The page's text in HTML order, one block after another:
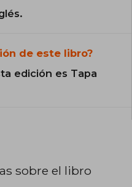
de este libro?
edición es Tapa
sobre el libro